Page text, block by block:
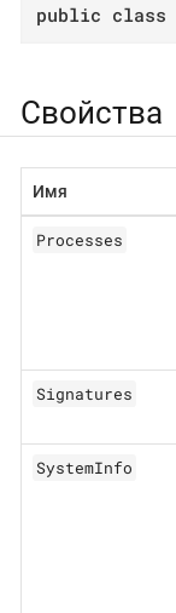
public class
Свойства
Имя
Processes
Signatures
SystemInfo